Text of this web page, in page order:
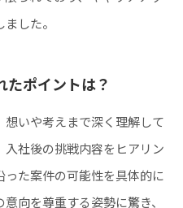
した。
たポイントは？
想いや考えまで深く理解して
社後の挑戦内容をヒアリン
た案件の可能性を具体的に
向を尊重する姿勢に驚き、